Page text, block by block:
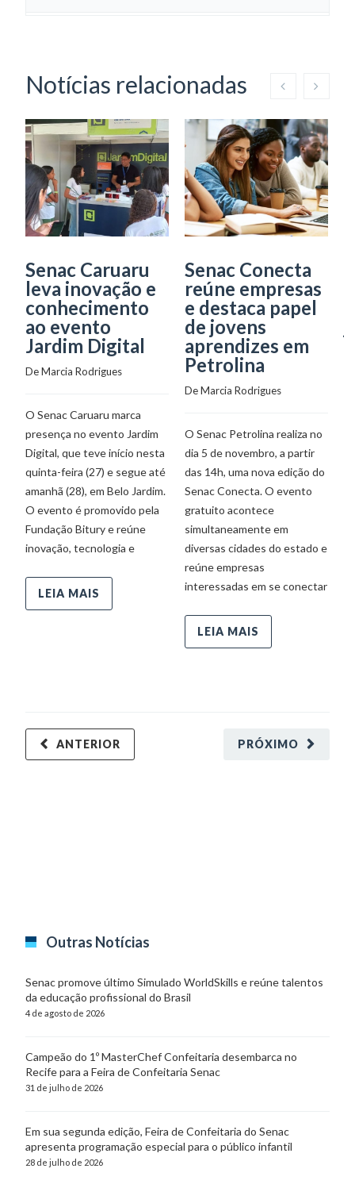
Notícias relacionadas
Senac Caruaru
leva inovação e
conhecimento
ao evento
Jardim Digital
De Marcia Rodrigues
O Senac Caruaru marca
presença no evento Jardim
Digital, que teve início nesta
quinta-feira (27) e segue até
amanhã (28), em Belo Jardim.
O evento é promovido pela
Fundação Bitury e reúne
inovação, tecnologia e
LEIA MAIS
Senac Conecta
reúne empresas
e destaca papel
de jovens
aprendizes em
Petrolina
De Marcia Rodrigues
O Senac Petrolina realiza no
dia 5 de novembro, a partir
das 14h, uma nova edição do
Senac Conecta. O evento
gratuito acontece
simultaneamente em
diversas cidades do estado e
reúne empresas
interessadas em se conectar
LEIA MAIS
PRÓXIMO
ANTERIOR
Outras Notícias
Senac promove último Simulado WorldSkills e reúne talentos
da educação profissional do Brasil
4 de agosto de 2026
Campeão do 1º MasterChef Confeitaria desembarca no
Recife para a Feira de Confeitaria Senac
31 de julho de 2026
Em sua segunda edição, Feira de Confeitaria do Senac
apresenta programação especial para o público infantil
28 de julho de 2026